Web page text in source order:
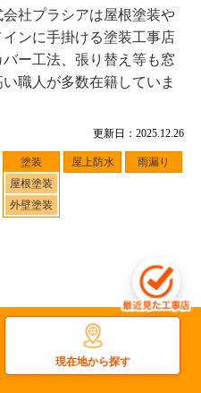
更新日：2025.12.26
塗装
屋根塗装
外壁塗装
屋上防水 雨漏り
社プラシアは屋根塗装や
ンに手掛ける塗装工事店
ー工法、張り替え等も窓
職人が多数在籍していま
現在地から探す